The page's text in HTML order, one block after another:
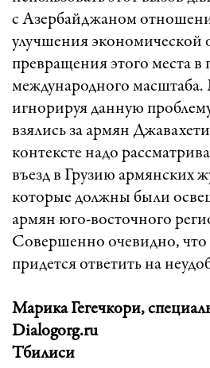
с Азербайджаном
улучшения экономической
превращения этого места в
международного
игнорируя данную
взялись за армян
контексте надо
въезд в Грузию армянских
которые должны были
армян юго-восточного
Совершенно очевидно, что
придется ответить на
Марика Гегечкори,
Dialogorg.ru
Тбилиси